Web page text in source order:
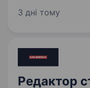
новинна
3 дні тому
Редактор